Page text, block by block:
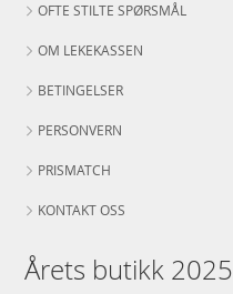
OFTE STILTE SPØRSMÅL
OM LEKEKASSEN
BETINGELSER
PERSONVERN
PRISMATCH
KONTAKT OSS
Årets butikk 2025